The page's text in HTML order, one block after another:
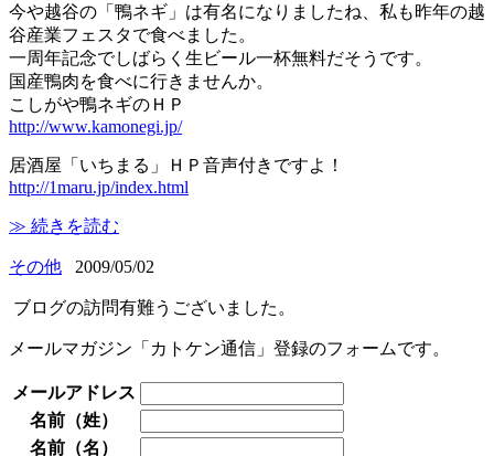
今や越谷の「鴨ネギ」は有名になりましたね、私も昨年の越
谷産業フェスタで食べました。
一周年記念でしばらく生ビール一杯無料だそうです。
国産鴨肉を食べに行きませんか。
こしがや鴨ネギのＨＰ
http://www.kamonegi.jp/
居酒屋「いちまる」ＨＰ音声付きですよ！
http://1maru.jp/index.html
≫ 続きを読む
その他 2009/05/02
ブログの訪問有難うございました。
メールマガジン「カトケン通信」登録のフォームです。
メールアドレス
名前（姓）
名前（名）